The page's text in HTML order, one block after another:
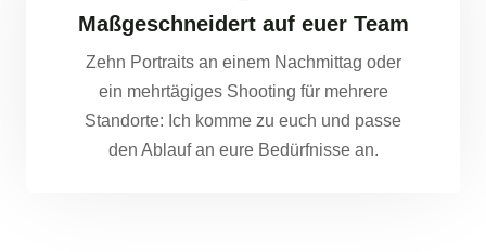
Maßgeschneidert auf euer Team
Zehn Portraits an einem Nachmittag oder
ein mehrtägiges Shooting für mehrere
Standorte: Ich komme zu euch und passe
den Ablauf an eure Bedürfnisse an.